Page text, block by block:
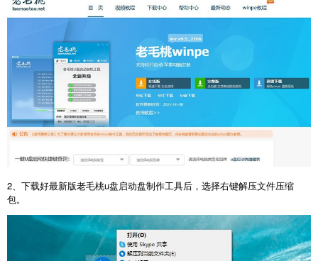
2、下载好最新版老毛桃u盘启动盘制作工具后，选择右键解压文件压缩
包。